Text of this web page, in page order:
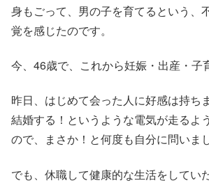
身もごって、男の子を育てるという、
覚を感じたのです。
今、46歳で、これから妊娠・出産・
昨日、はじめて会った人に好感は持ち
結婚する！というような電気が走るよ
ので、まさか！と何度も自分に問いまし
でも、休職して健康的な生活をしてい